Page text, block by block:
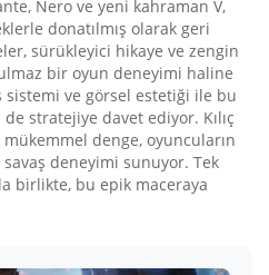
Nero ve yeni kahraman V,
donatılmış olarak geri
sürükleyici hikaye ve zengin
bir oyun deneyimi haline
sistemi ve görsel estetiği ile bu
stratejiye davet ediyor. Kılıç
mükemmel denge, oyuncuların
deneyimi sunuyor. Tek
birlikte, bu epik maceraya